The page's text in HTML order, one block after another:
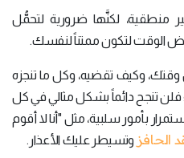
منطقية، لكنَّها ضرورية لتحمُّل
الوقت لتكون ممتناً لنفسك.
وكيف تقضيه، وكل ما تنجزه
فلن تنجح دائماً بشكل مثالي في كل
بأمور سلبية، مثل "أنا لا أقوم
الحافز وتسيطر عليك الأعذار.